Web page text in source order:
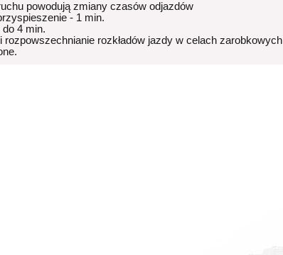
powodują zmiany czasów odjazdów
- 1 min.
4 min.
rozpowszechnianie rozkładów jazdy w celach